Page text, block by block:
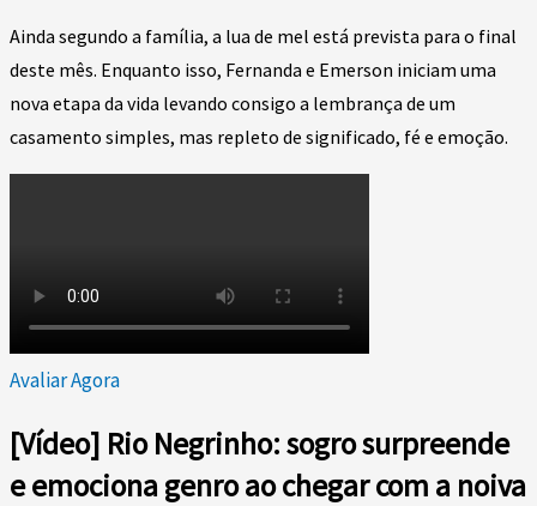
Ainda segundo a família, a lua de mel está prevista para o final
deste mês. Enquanto isso, Fernanda e Emerson iniciam uma
nova etapa da vida levando consigo a lembrança de um
casamento simples, mas repleto de significado, fé e emoção.
Avaliar Agora
[Vídeo] Rio Negrinho: sogro surpreende
e emociona genro ao chegar com a noiva